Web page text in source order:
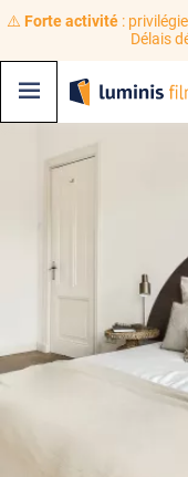
⚠️ Forte activité:
Délais